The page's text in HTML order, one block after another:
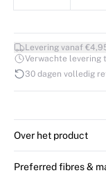
Levering vanaf
Verwachte levering
30 dagen volledig
Over het product
Preferred fibres &